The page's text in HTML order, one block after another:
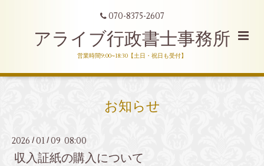
070-8375-2607
アライブ行政書士事務所
営業時間9:00~18:30【土日・祝日も受付】
お知らせ
2026 /01 / 09 08:00
収入証紙の購入について